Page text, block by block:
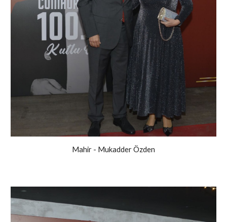
Mahir - Mukadder Özden